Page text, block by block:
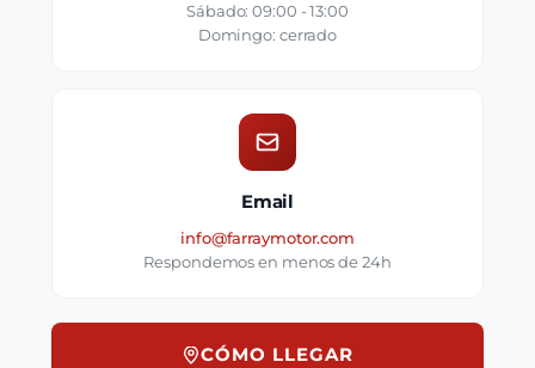
Sábado: 09:00 - 13:00
Domingo: cerrado
Email
info@farraymotor.com
Respondemos en menos de 24h
CÓMO LLEGAR